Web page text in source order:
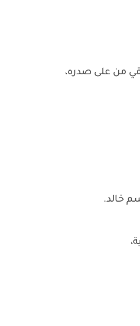
من على صدره،
خالد.